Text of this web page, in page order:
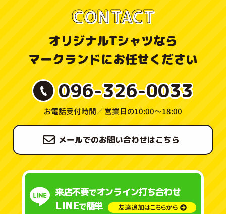
CONTACT
オリジナルTシャツなら
マークランドにお任せください
096-326-0033
お電話受付時間／営業日の10:00〜18:00
メールでのお問い合わせはこちら
来店不要でオンライン打ち合わせ
LINEで簡単 友達追加はこちらから